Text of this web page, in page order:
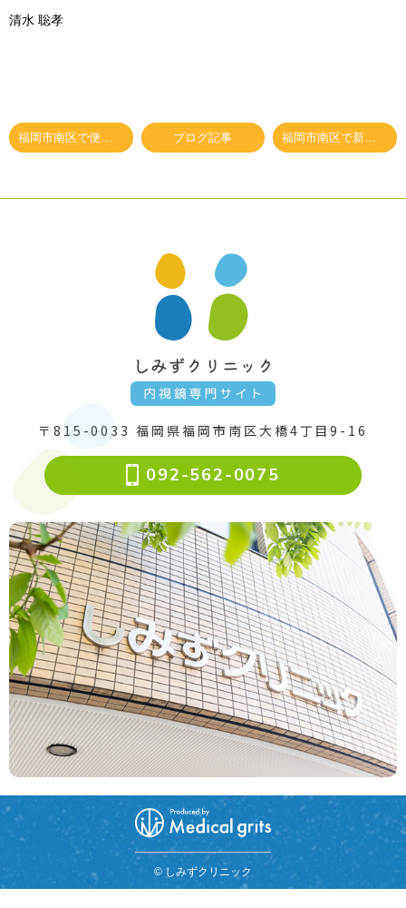
清水 聡孝
福岡市南区で便潜血（検便）陽性となりお困りの方へ ② ブログ記事 福岡市南区で新型コロナワクチン（3回目）を希望されている方へ
〒815-0033福岡県福岡市南区大橋4丁目9-16
092-562-0075
© しみずクリニック